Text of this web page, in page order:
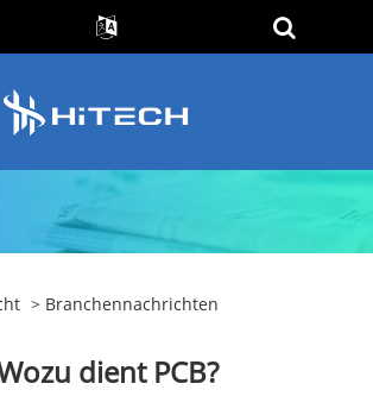
> Branchennachrichten
dient PCB?